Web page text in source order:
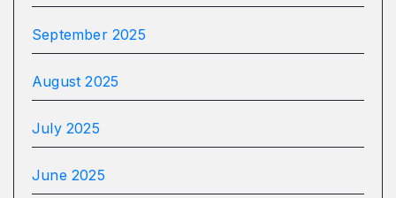
September 2025
August 2025
July 2025
June 2025